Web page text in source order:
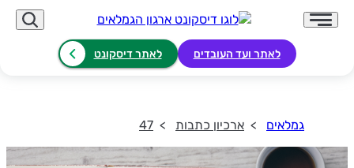
לאתר ועד העובדים לאתר דיסקונט
גמלאים ארכיון כתבות 47